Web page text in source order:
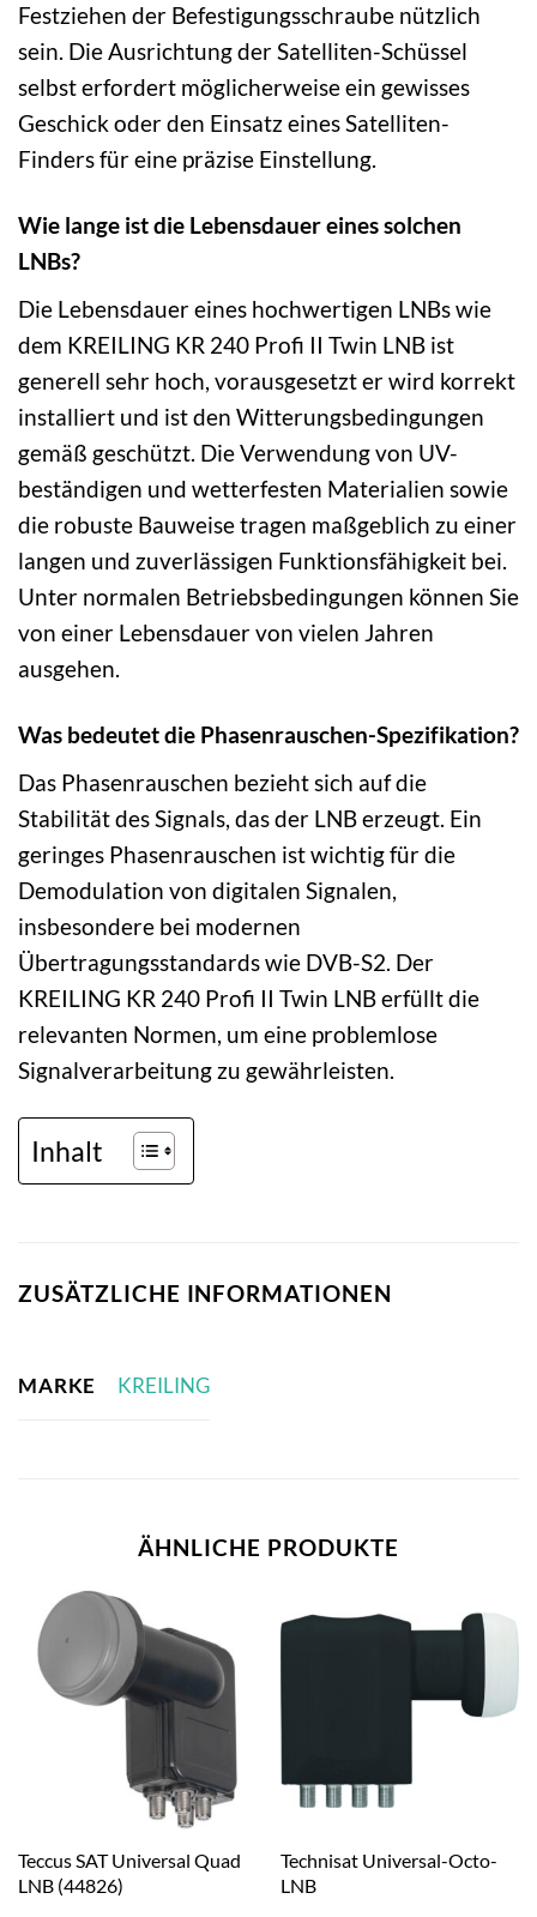
Festziehen der Befestigungsschraube nützlich
sein. Die Ausrichtung der Satelliten-Schüssel
selbst erfordert möglicherweise ein gewisses
Geschick oder den Einsatz eines Satelliten-
Finders für eine präzise Einstellung.
Wie lange ist die Lebensdauer eines solchen
LNBs?
Die Lebensdauer eines hochwertigen LNBs wie
dem KREILING KR 240 Profi II Twin LNB ist
generell sehr hoch, vorausgesetzt er wird korrekt
installiert und ist den Witterungsbedingungen
gemäß geschützt. Die Verwendung von UV-
beständigen und wetterfesten Materialien sowie
die robuste Bauweise tragen maßgeblich zu einer
langen und zuverlässigen Funktionsfähigkeit bei.
Unter normalen Betriebsbedingungen können Sie
von einer Lebensdauer von vielen Jahren
ausgehen.
Was bedeutet die Phasenrauschen-Spezifikation?
Das Phasenrauschen bezieht sich auf die
Stabilität des Signals, das der LNB erzeugt. Ein
geringes Phasenrauschen ist wichtig für die
Demodulation von digitalen Signalen,
insbesondere bei modernen
Übertragungsstandards wie DVB-S2. Der
KREILING KR 240 Profi II Twin LNB erfüllt die
relevanten Normen, um eine problemlose
Signalverarbeitung zu gewährleisten.
Inhalt
ZUSÄTZLICHE INFORMATIONEN
MARKE KREILING
ÄHNLICHE PRODUKTE
Teccus SAT Universal Quad
LNB (44826)
Technisat Universal-Octo-
LNB